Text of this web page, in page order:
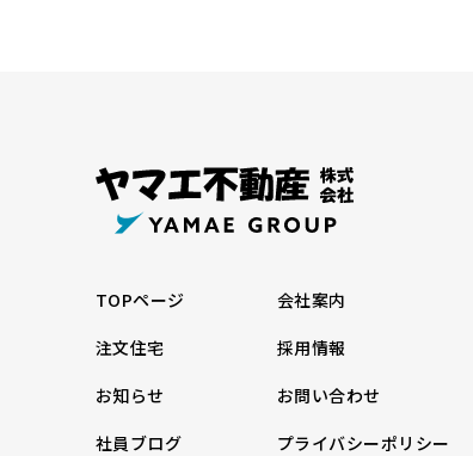
TOPページ
会社案内
注文住宅
採用情報
お知らせ
お問い合わせ
社員ブログ
プライバシーポリシー